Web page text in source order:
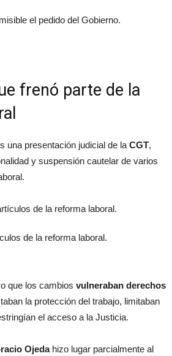
el pedido del Gobierno.
frenó parte de la
una presentación judicial de la CGT,
y suspensión cautelar de varios
de la reforma laboral.
que los cambios vulneraban derechos
la protección del trabajo, limitaban
el acceso a la Justicia.
Ojedahizo lugar parcialmente al